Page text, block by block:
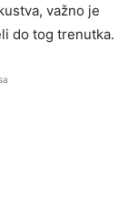
važno je
do tog trenutka.